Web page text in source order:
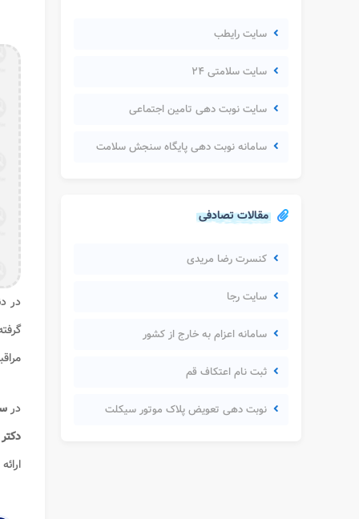
سایت رایطب
سایت سلامتی ۲۴
سایت نوبت دهی تامین اجتماعی
سامانه نوبت دهی پایگاه سنجش سلامت
مقالات تصادفی
کنسرت رضا مریدی
سایت رجا
سامانه اعزام به خارج از کشور
ثبت نام اعتکاف قم
نوبت دهی تعویض پلاک موتور سیکلت
در
در